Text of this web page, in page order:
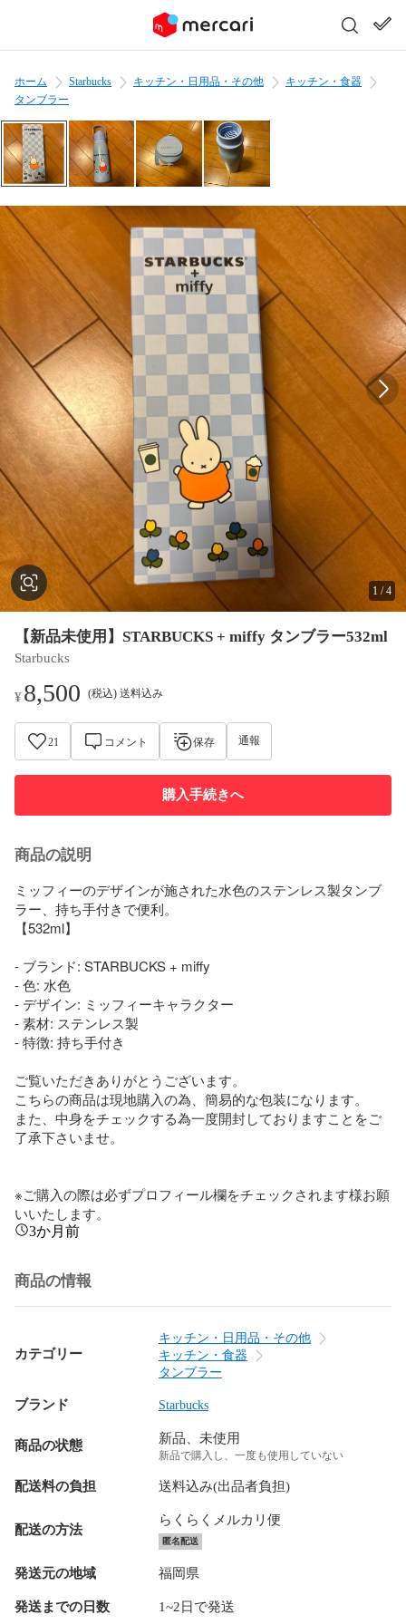
ホーム Starbucks キッチン・日用品・その他
キッチン・食器
タンブラー
1 /4
【新品未使用】STARBUCKS + miffy タンブラー532ml
Starbucks
¥8,500 (税込) 送料込み
21 コメント 保存 通報
購入手続きへ
商品の説明
ミッフィーのデザインが施された水色のステンレス製タンブ
ラー、持ち手付きで便利。
【532ml】
- ブランド: STARBUCKS + miffy
- 色: 水色
- デザイン: ミッフィーキャラクター
- 素材: ステンレス製
- 特徴: 持ち手付き
ご覧いただきありがとうございます。
こちらの商品は現地購入の為、簡易的な包装になります。
また、中身をチェックする為一度開封しておりますことをご
了承下さいませ。
※ご購入の際は必ずプロフィール欄をチェックされます様お願
いいたします。
3か月前
商品の情報
カテゴリー
キッチン・日用品・その他
キッチン・食器
タンブラー
ブランド Starbucks
商品の状態 新品、未使用
新品で購入し、一度も使用していない
配送料の負担 送料込み(出品者負担)
配送の方法
らくらくメルカリ便
匿名配送
発送元の地域 福岡県
発送までの日数 1~2日で発送